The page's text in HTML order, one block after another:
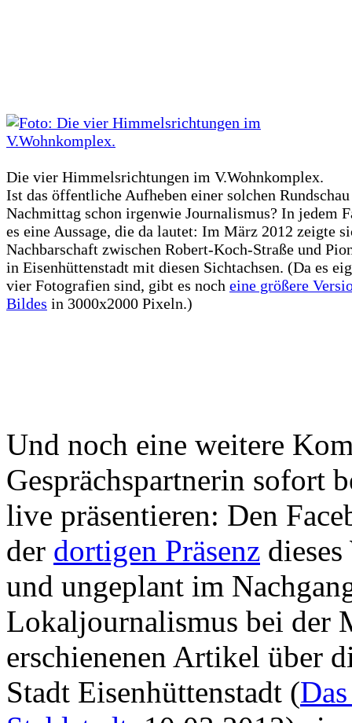
Die vier Himmelsrichtungen im V.Wohnkomplex.
Ist das öffentliche Aufheben einer solchen
Nachmittag schon irgenwie Journalismus? In jedem
es eine Aussage, die da lautet: Im März 2012 zeigte
Nachbarschaft zwischen Robert-Koch-Straße und
in Eisenhüttenstadt mit diesen Sichtachsen. (Da es
vier Fotografien sind, gibt es noch eine größere
Bildes in 3000x2000 Pixeln.)
Und noch eine weitere
Gesprächspartnerin sofort
live präsentieren: Den
der dortigen Präsenz
und ungeplant im
Lokaljournalismus bei der
erschienenen Artikel über
Stadt Eisenhüttenstadt (